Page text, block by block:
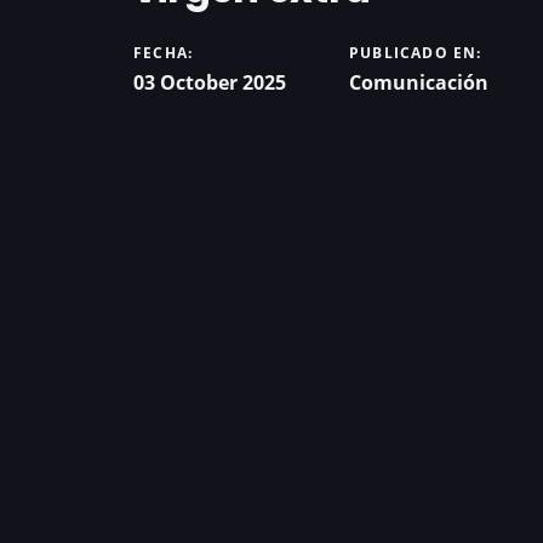
FECHA:
03 October 2025
PUBLICADO EN:
Comunicación